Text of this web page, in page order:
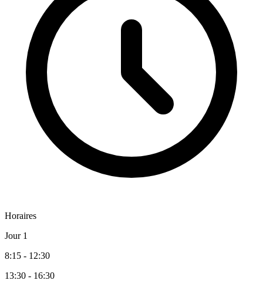
Horaires
Jour 1
8:15 - 12:30
13:30 - 16:30